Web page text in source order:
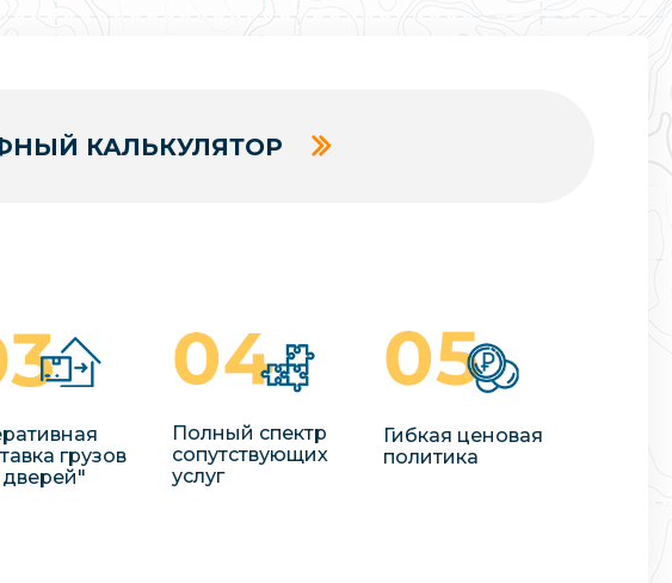
КАЛЬКУЛЯТОР
грузов
Полный спектр
сопутствующих
услуг
Гибкая ценовая
политика